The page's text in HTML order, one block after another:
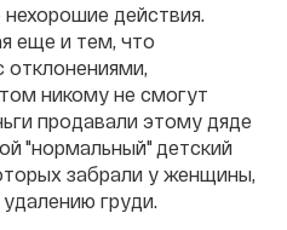
действия.
еще и тем, что
отклонениями,
никому не смогут
продавали этому дяде
"нормальный" детский
забрали у женщины,
груди.